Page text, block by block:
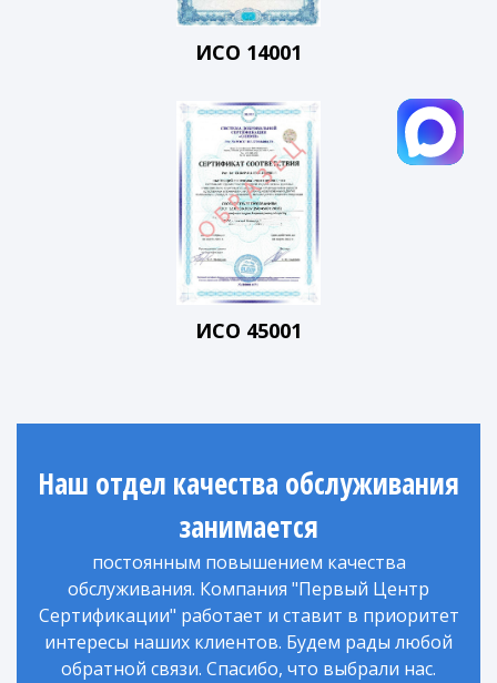
ИСО 14001
ИСО 45001
Наш отдел качества обслуживания
занимается
постоянным повышением качества
обслуживания. Компания "Первый Центр
Сертификации" работает и ставит в приоритет
интересы наших клиентов. Будем рады любой
обратной связи. Спасибо, что выбрали нас.